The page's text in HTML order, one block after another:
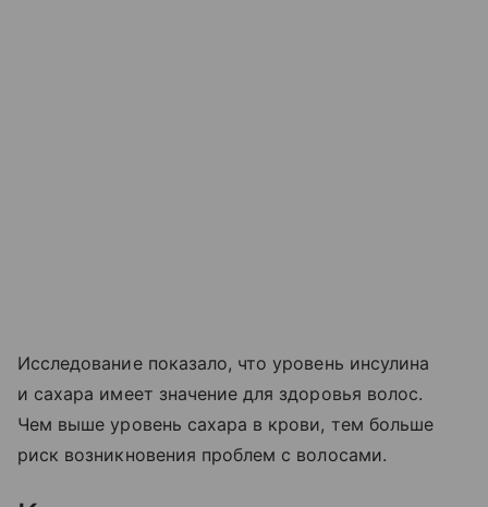
Исследование показало, что уровень инсулина
и сахара имеет значение для здоровья волос.
Чем выше уровень сахара в крови, тем больше
риск возникновения проблем с волосами.